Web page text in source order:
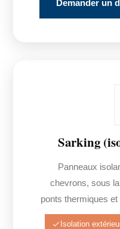
Demander un
Sarking
Panneaux
chevrons, sous
ponts thermiques
Isolation